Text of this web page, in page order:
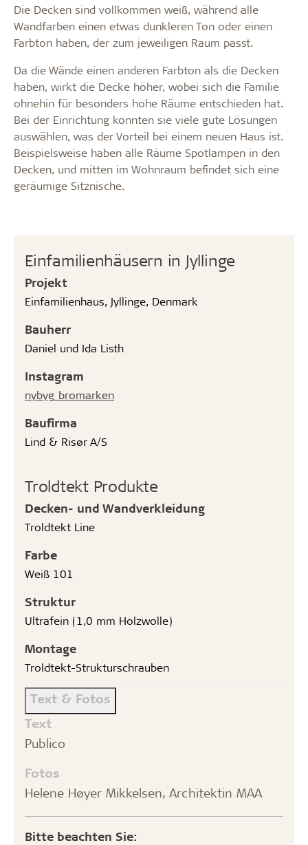
Einfamilienhäusern in Jyllinge
Projekt
Einfamilienhaus, Jyllinge, Denmark
Bauherr
Daniel und Ida Listh
Instagram
nybyg_bromarken
Baufirma
Lind & Risør A/S
Troldtekt Produkte
Decken- und Wandverkleidung
Troldtekt Line
Farbe
Weiß 101
Struktur
Ultrafein (1,0 mm Holzwolle)
Montage
Troldtekt-Strukturschrauben
Text & Fotos
Text
Publico
Fotos
Helene Høyer Mikkelsen, Architektin MAA
Bitte beachten Sie:
Die Decken sind vollkommen weiß, während alle
Wandfarben einen etwas dunkleren Ton oder einen
Farbton haben, der zum jeweiligen Raum passt.
Da die Wände einen anderen Farbton als die Decken
haben, wirkt die Decke höher, wobei sich die Familie
ohnehin für besonders hohe Räume entschieden hat.
Bei der Einrichtung konnten sie viele gute Lösungen
auswählen, was der Vorteil bei einem neuen Haus ist.
Beispielsweise haben alle Räume Spotlampen in den
Decken, und mitten im Wohnraum befindet sich eine
geräumige Sitznische.